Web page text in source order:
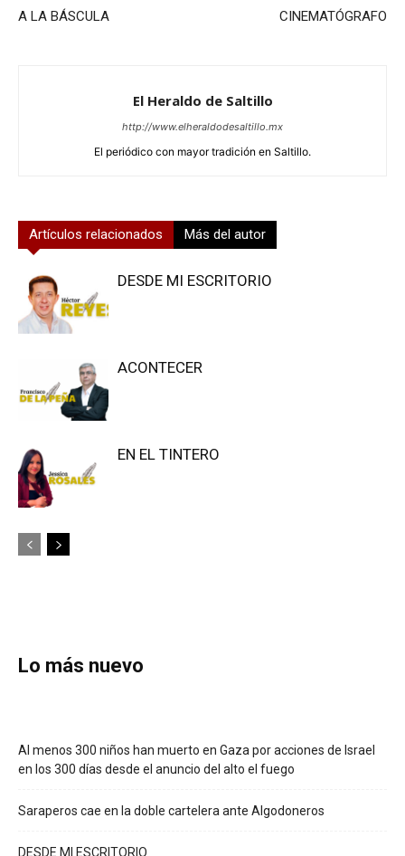
A LA BÁSCULA CINEMATÓGRAFO
El Heraldo de Saltillo
http://www.elheraldodesaltillo.mx
El periódico con mayor tradición en Saltillo.
Artículos relacionados Más del autor
DESDE MI ESCRITORIO
ACONTECER
EN EL TINTERO
Lo más nuevo
Al menos 300 niños han muerto en Gaza por acciones de Israel
en los 300 días desde el anuncio del alto el fuego
Saraperos cae en la doble cartelera ante Algodoneros
DESDE MI ESCRITORIO